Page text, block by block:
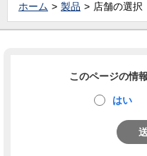
ホーム 製品 店舗の選択
このページの情
はい